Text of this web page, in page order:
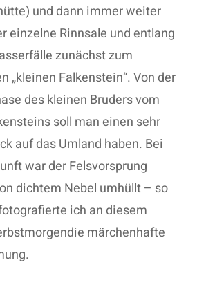
und dann immer weiter
einzelne Rinnsale und entlang
zunächst zum
„kleinen Falkenstein“. Von der
des kleinen Bruders vom
soll man einen sehr
auf das Umland haben. Bei
war der Felsvorsprung
dichtem Nebel umhüllt – so
ich an diesem
märchenhafte